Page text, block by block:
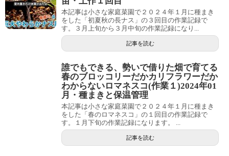
本記事は小さな家庭菜園で２０２４年１月に種まき
をした「初夏秋の長ナス」の３回目の作業記録で
す。３月上旬から３月中旬の作業記録になり...
記事を読む
誰でもできる、勢いで借りた畑で育てる
春のブロッコリーだかカリフラワーだか
わからないロマネスコ(作業１)2024年01
月・種まきと保温管理
本記事は小さな家庭菜園で２０２４年１月に種まき
をした「春のロマネスコ」の１回目の作業記録で
す。１月下旬の作業記録になります。 ...
記事を読む